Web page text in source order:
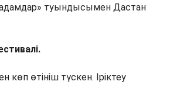
туындысымен Дастан
көп өтініш түскен. Іріктеу